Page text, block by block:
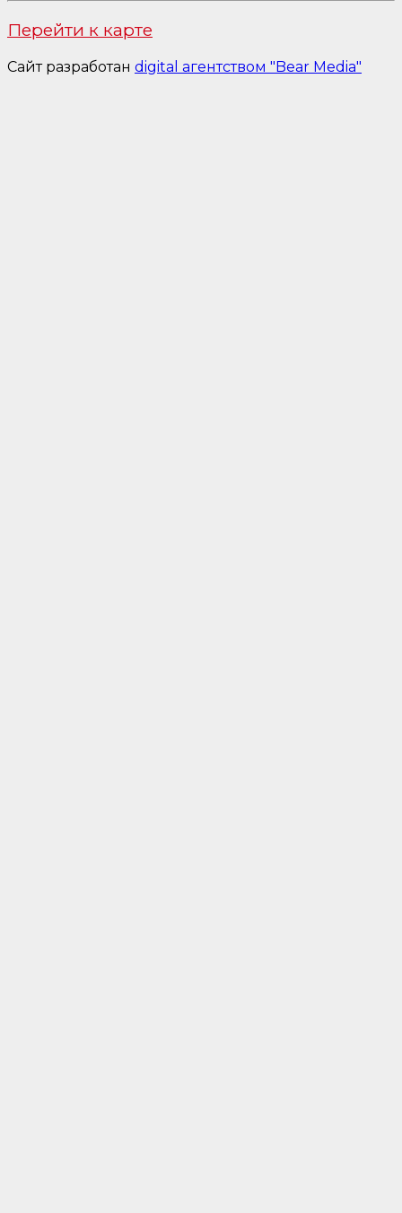
Перейти к карте
Сайт разработан digital агентством "Bear Media"